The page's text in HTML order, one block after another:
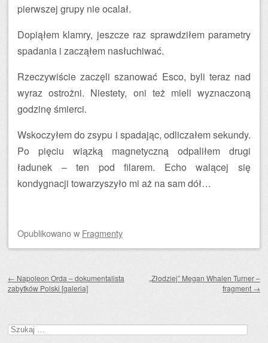
pierwszej grupy nie ocalał.
Dopiąłem klamry, jeszcze raz sprawdziłem parametry
spadania i zacząłem nasłuchiwać.
Rzeczywiście zaczęli szanować Esco, byli teraz nad
wyraz ostrożni. Niestety, oni też mieli wyznaczoną
godzinę śmierci.
Wskoczyłem do zsypu i spadając, odliczałem sekundy.
Po pięciu wiązką magnetyczną odpaliłem drugi
ładunek – ten pod filarem. Echo walącej się
kondygnacji towarzyszyło mi aż na sam dół…
Opublikowanow Fragmenty
← Napoleon Orda – dokumentalista
zabytków Polski [galeria]
„Złodziej” Megan Whalen Turner –
fragment →
Szukaj: